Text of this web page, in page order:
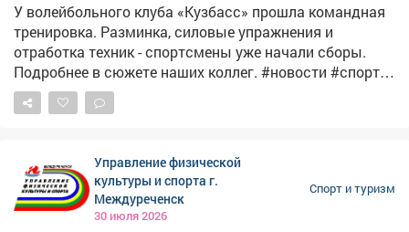
У волейбольного клуба «Кузбасс» прошла командная
тренировка. Разминка, силовые упражнения и
отработка техник - спортсмены уже начали сборы.
Подробнее в сюжете наших коллег. #новости #спорт
#тренировк
Управление физической
культуры и спорта г.
Междуреченск
30 июля 2026
Спорт и туризм